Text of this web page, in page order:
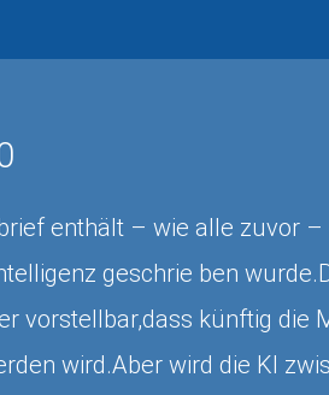
enthält – wie alle zuvor
geschrie ben
vorstellbar,dass künftig die
wird.Aber wird die KI